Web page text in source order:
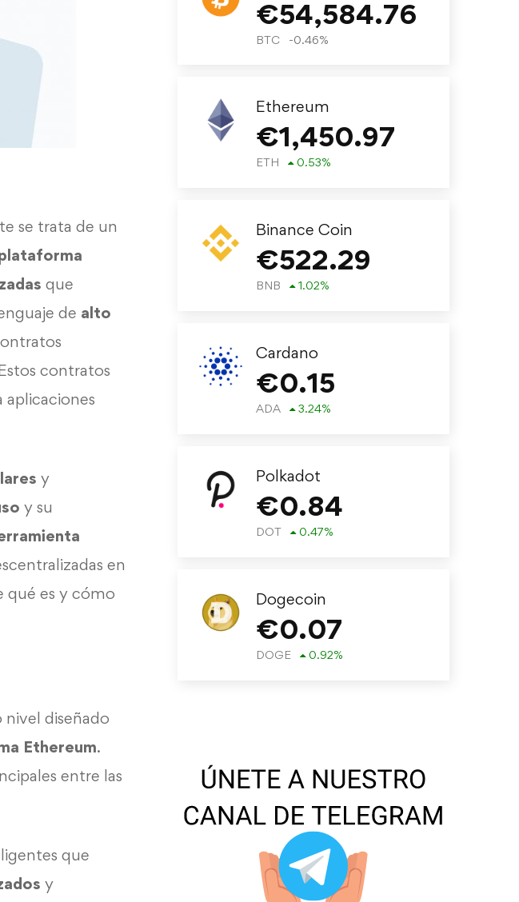
se trata de un
que
de alto
contratos
aplicaciones
y
y su
en
qué es y cómo
diseñado
Ethereum.
entre las
que
y
€54,584.76
BTC -0.46%
Ethereum
€1,450.97
ETH 0.53%
Binance Coin
€522.29
BNB 1.02%
Cardano
€0.15
ADA 3.24%
Polkadot
€0.84
DOT 0.47%
Dogecoin
€0.07
DOGE 0.92%